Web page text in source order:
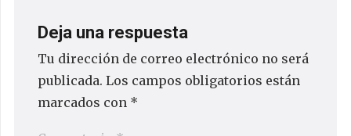
Deja una respuesta
Tu dirección de correo electrónico no será
publicada. Los campos obligatorios están
marcados con *